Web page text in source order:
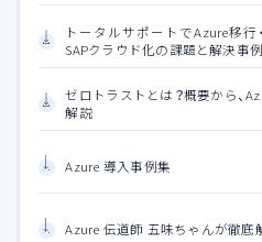
トータルサポートでAzure移行
SAPクラウド化の課題と解決事例
ゼロトラストとは？概要から、
解説
Azure 導入事例集
Azure 伝道師 五味ちゃんが徹底解